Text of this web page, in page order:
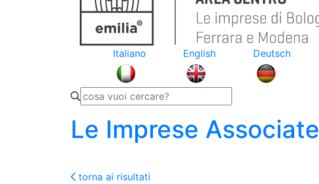
Italiano
English Deutsch
Le Imprese Associate
torna ai risultati